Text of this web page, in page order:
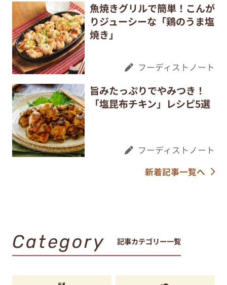
魚焼きグリルで簡単！こんが
りジューシーな「鶏のうま塩
焼き」
フーディストノート
旨みたっぷりでやみつき！
「塩昆布チキン」レシピ5選
フーディストノート
新着記事一覧へ
Category 記事カテゴリー一覧